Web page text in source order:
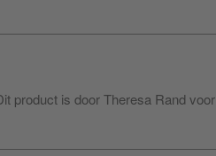
product is door Theresa Rand voor